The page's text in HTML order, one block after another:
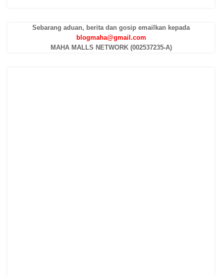
Sebarang aduan, berita dan gosip emailkan kepada
blogmaha@gmail.com
MAHA MALLS NETWORK (002537235-A)